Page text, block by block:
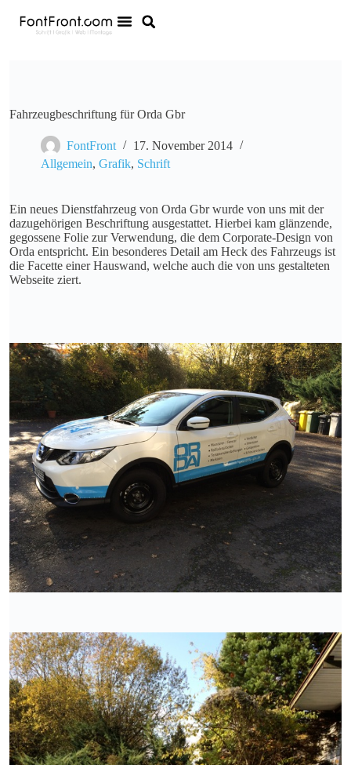
Fahrzeugbeschriftung für Orda Gbr
FontFront
17. November 2014
Allgemein, Grafik, Schrift
Ein neues Dienstfahrzeug von Orda Gbr wurde von uns mit der
dazugehörigen Beschriftung ausgestattet. Hierbei kam glänzende,
gegossene Folie zur Verwendung, die dem Corporate-Design von
Orda entspricht. Ein besonderes Detail am Heck des Fahrzeugs ist
die Facette einer Hauswand, welche auch die von uns gestalteten
Webseite ziert.